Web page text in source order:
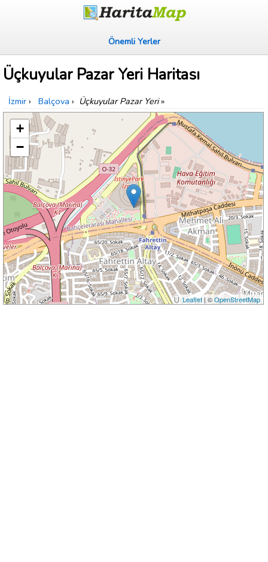
Önemli Yerler
Üçkuyular Pazar Yeri Haritası
İzmir › Balçova › Üçkuyular Pazar Yeri»
+
−
Leaflet| ©OpenStreetMap